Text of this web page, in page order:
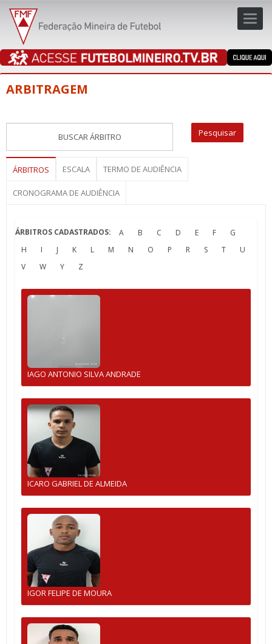
ARBITRAGEM
ÁRBITROS ESCALA TERMO DE AUDIÊNCIA
CRONOGRAMA DE AUDIÊNCIA
ÁRBITROS CADASTRADOS: A B C D E F
G
H
I J K L M N O P R S T
U
V
W Y Z
IAGO ANTONIO SILVA ANDRADE
ICARO GABRIEL DE ALMEIDA
IGOR FELIPE DE MOURA